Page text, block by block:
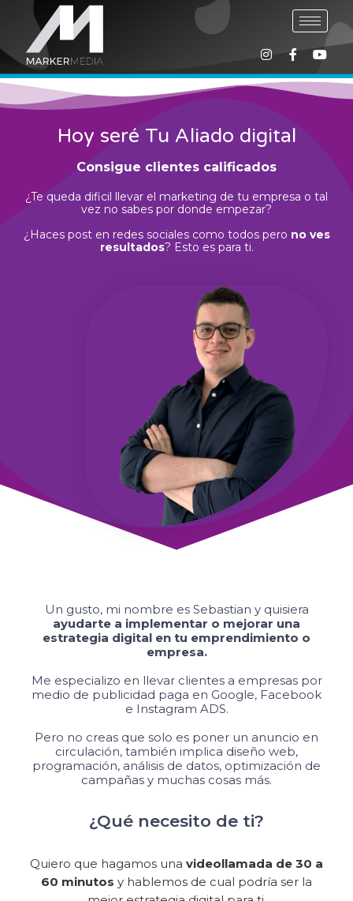
Hoy seré Tu Aliado digital
Consigue clientes calificados
¿Te queda dificil llevar el marketing de tu empresa o tal
vez no sabes por donde empezar?
¿Haces post en redes sociales como todos pero no ves
resultados? Esto es para ti.
Un gusto, mi nombre es Sebastian y quisiera
ayudarte a implementar o mejorar una
estrategia digital en tu emprendimiento o
empresa.
Me especializo en llevar clientes a empresas por
medio de publicidad paga en Google, Facebook
e Instagram ADS.
Pero no creas que solo es poner un anuncio en
circulación, también implica diseño web,
programación, análisis de datos, optimización de
campañas y muchas cosas más.
¿Qué necesito de ti?
Quiero que hagamos una videollamada de 30 a
60 minutos y hablemos de cual podría ser la